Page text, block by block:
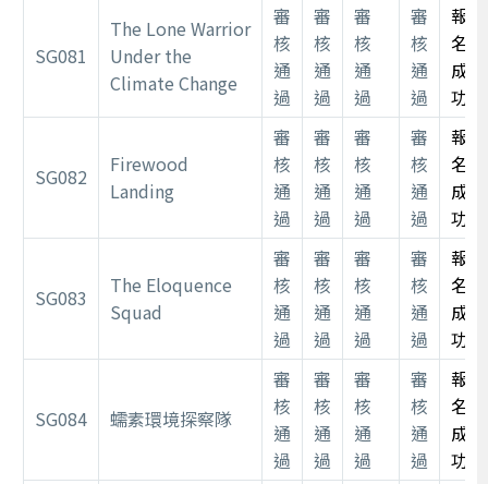
SG081
The Lone Warrior
Under the
Climate Change
審
核
通
過
審
核
通
過
審
核
通
過
審
核
通
過
報
名
成
功
SG082
Firewood
Landing
審
核
通
過
審
核
通
過
審
核
通
過
審
核
通
過
報
名
成
功
SG083
The Eloquence
Squad
審
核
通
過
審
核
通
過
審
核
通
過
審
核
通
過
報
名
成
功
SG084 蠕素環境探察隊
審
核
通
過
審
核
通
過
審
核
通
過
審
核
通
過
報
名
成
功